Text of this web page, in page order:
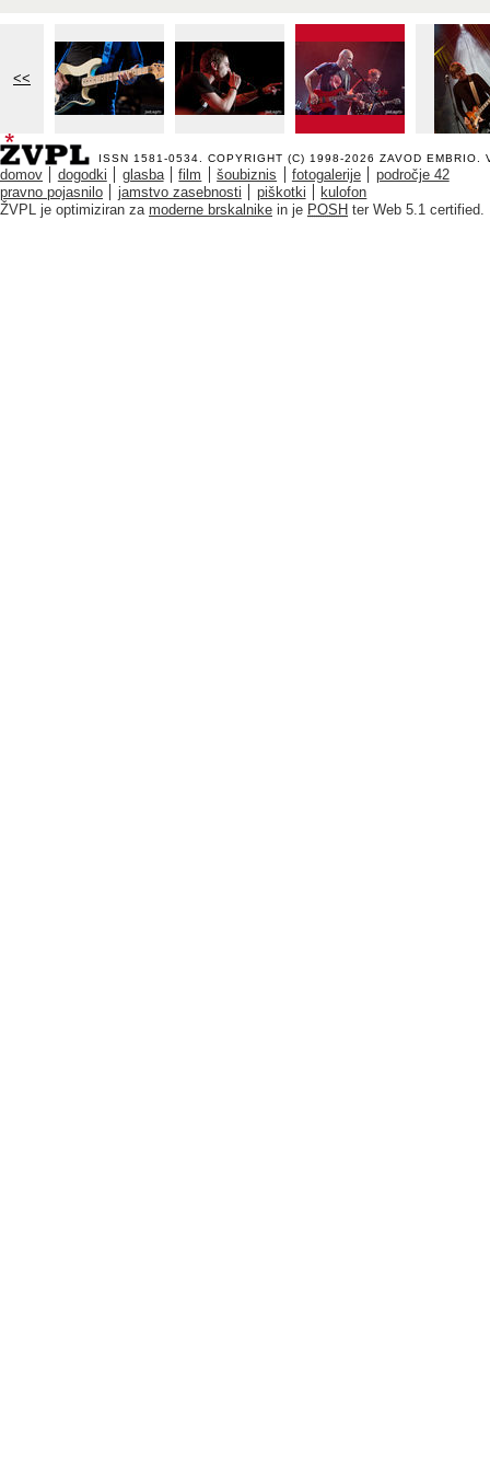
<<
ISSN 1581-0534. COPYRIGHT (C) 1998-2026 ZAVOD EMBRIO .
domov dogodki glasba film šoubiznis fotogalerije
področje 42
pravno pojasnilo
jamstvo zasebnosti piškotki
kulofon
ŽVPL je optimiziran za moderne brskalnike in je POSH ter Web 5.1 certified.